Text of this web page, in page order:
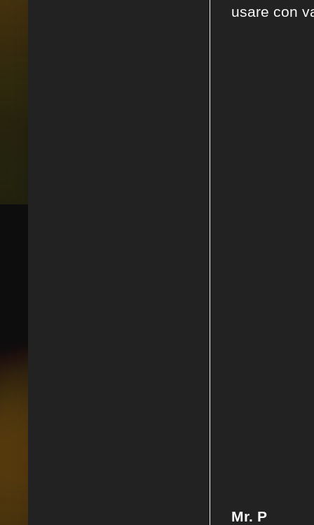
usare con
Mr. P